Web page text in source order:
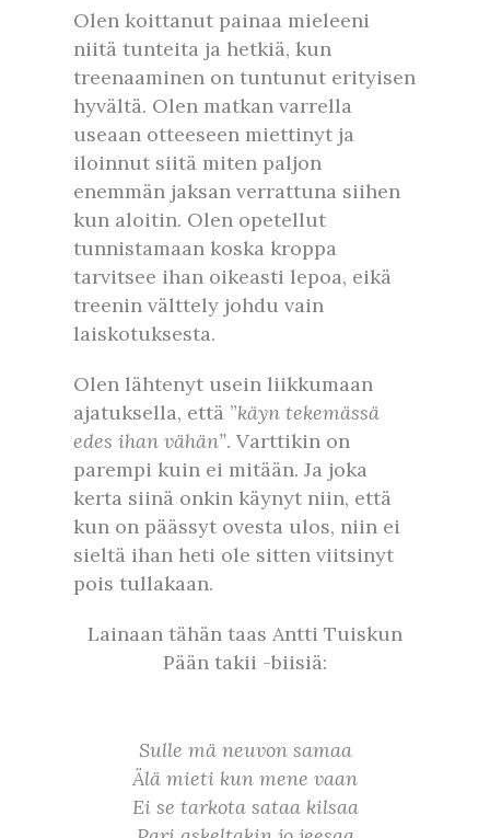
Olen koittanut painaa mieleeni
niitä tunteita ja hetkiä, kun
treenaaminen on tuntunut erityisen
hyvältä. Olen matkan varrella
useaan otteeseen miettinyt ja
iloinnut siitä miten paljon
enemmän jaksan verrattuna siihen
kun aloitin. Olen opetellut
tunnistamaan koska kroppa
tarvitsee ihan oikeasti lepoa, eikä
treenin välttely johdu vain
laiskotuksesta.
Olen lähtenyt usein liikkumaan
ajatuksella, että ”käyn tekemässä
edes ihan vähän”. Varttikin on
parempi kuin ei mitään. Ja joka
kerta siinä onkin käynyt niin, että
kun on päässyt ovesta ulos, niin ei
sieltä ihan heti ole sitten viitsinyt
pois tullakaan.
Lainaan tähän taas Antti Tuiskun
Pään takii -biisiä:
Sulle mä neuvon samaa
Älä mieti kun mene vaan
Ei se tarkota sataa kilsaa